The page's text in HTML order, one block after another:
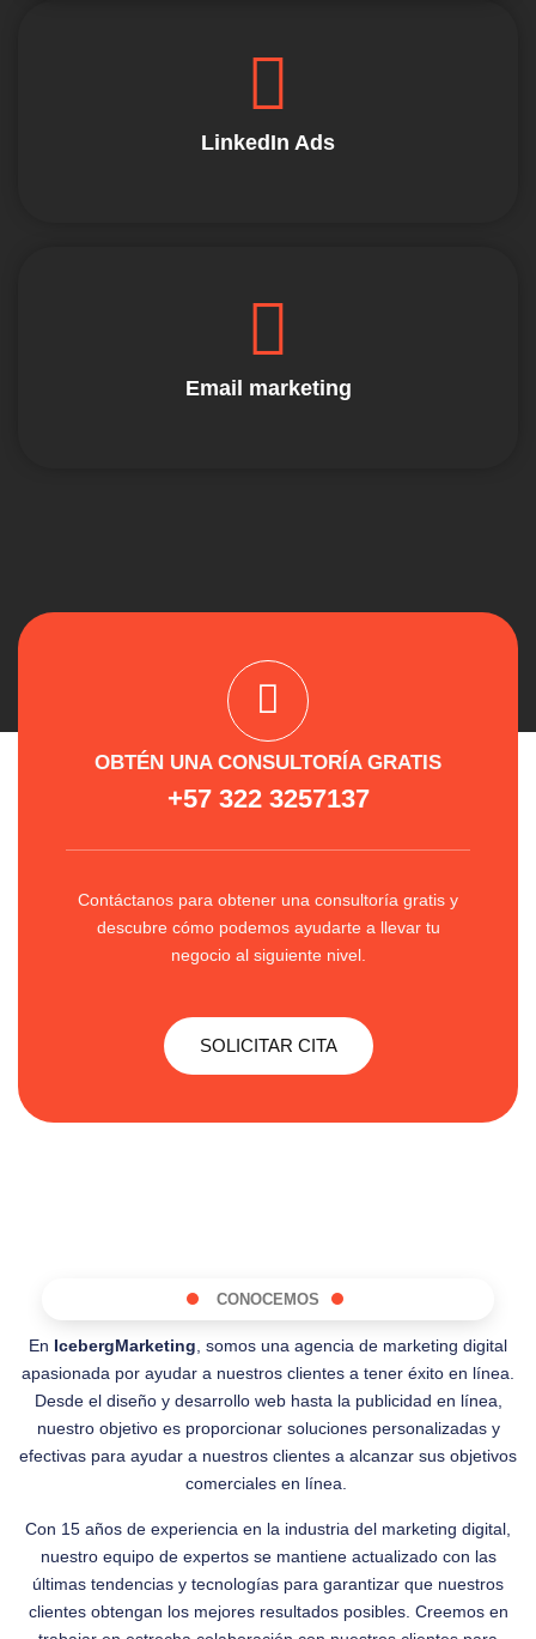
LinkedIn Ads
Email marketing
OBTÉN UNA CONSULTORÍA GRATIS
+57 322 3257137
Contáctanos para obtener una consultoría gratis y
descubre cómo podemos ayudarte a llevar tu
negocio al siguiente nivel.
SOLICITAR CITA
CONOCEMOS
En IcebergMarketing , somos una agencia de marketing digital
apasionada por ayudar a nuestros clientes a tener éxito en línea.
Desde el diseño y desarrollo web hasta la publicidad en línea,
nuestro objetivo es proporcionar soluciones personalizadas y
efectivas para ayudar a nuestros clientes a alcanzar sus objetivos
comerciales en línea.
Con 15 años de experiencia en la industria del marketing digital,
nuestro equipo de expertos se mantiene actualizado con las
últimas tendencias y tecnologías para garantizar que nuestros
clientes obtengan los mejores resultados posibles. Creemos en